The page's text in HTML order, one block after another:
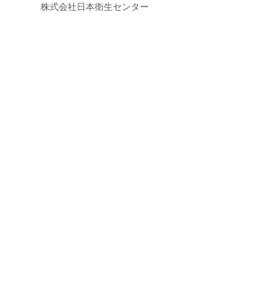
株式会社日本衛生センター